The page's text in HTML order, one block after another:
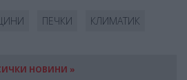
ПЕЧКИ КЛИМАТИК
НОВИНИ »